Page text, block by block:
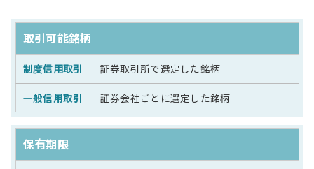
取引可能銘柄
証券取引所で選定した銘柄
証券会社ごとに選定した銘柄
保有期限